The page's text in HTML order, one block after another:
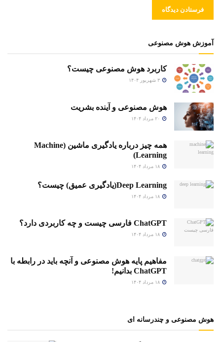
آموزش هوش مصنوعی
کاربرد هوش مصنوعی چیست؟
هوش مصنوعی و آینده بشریت
همه چیز درباره یادگیری ماشین (Machine
Learning)
Deep Learning(یادگیری عمیق) چیست؟
ChatGPT فارسی چیست و چه کاربردی دارد؟
مفاهیم پایه هوش مصنوعی و آنچه باید در رابطه با
ChatGPT بدانیم!
هوش مصنوعی و چندرسانه ای